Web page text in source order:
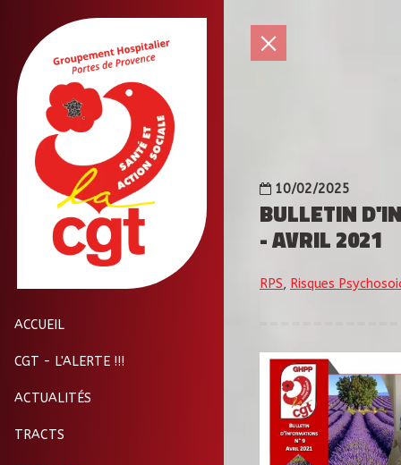
ACCUEIL
CGT - L'ALERTE !!!
ACTUALITÉS
TRACTS
10/02/2025
BULLETIN
- AVRIL 2021
RPS, Risques